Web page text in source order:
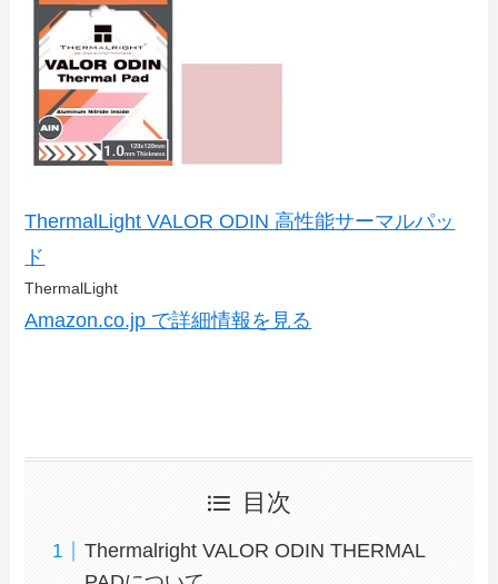
ThermalLight VALOR ODIN 高性能サーマルパッ
ド
ThermalLight
Amazon.co.jp で詳細情報を見る
目次
Thermalright VALOR ODIN THERMAL